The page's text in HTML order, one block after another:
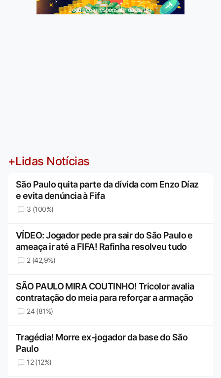
Jogue com responsabilidade. 18+
+Lidas Notícias
São Paulo quita parte da dívida com Enzo Díaz
e evita denúncia à Fifa
3 (100%)
VÍDEO: Jogador pede pra sair do São Paulo e
ameaça ir até a FIFA! Rafinha resolveu tudo
2 (42,9%)
SÃO PAULO MIRA COUTINHO! Tricolor avalia
contratação do meia para reforçar a armação
24 (81%)
Tragédia! Morre ex-jogador da base do São
Paulo
12 (12%)